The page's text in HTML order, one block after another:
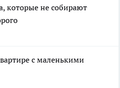
которые не собирают
с маленькими